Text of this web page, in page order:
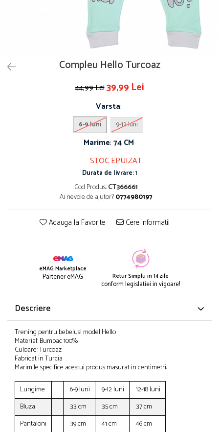
Compleu Hello Turcoaz
44,99 Lei39,99 Lei
Varsta:
6-9 luni 9-12 luni
Marime:74 CM
STOC EPUIZAT
Durata de livrare:1
Cod Produs:CT366661
Ai nevoie de ajutor?0774980197
Adauga la Favorite Cere informatii
eMAG Marketplace
Partener eMAG Retur Simplu in 14 zile
conform legislatiei in vigoare!
Descriere
Trening pentru bebelusi model Hello
Material: Bumbac 100%
Culoare: Turcoaz
Fabricat in Turcia
Marimile specifice acestui produs masurat in centimetri:
Lungime
6-9 luni 9-12 luni
12-18 luni
Bluza
33 cm 35 cm
37 cm
Pantaloni
39 cm 41 cm 46 cm